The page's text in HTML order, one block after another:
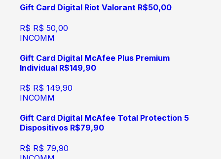
Gift Card Digital Riot Valorant R$50,00
R$ R$ 50,00
INCOMM
Gift Card Digital McAfee Plus Premium
Individual R$149,90
R$ R$ 149,90
INCOMM
Gift Card Digital McAfee Total Protection 5
Dispositivos R$79,90
R$ R$ 79,90